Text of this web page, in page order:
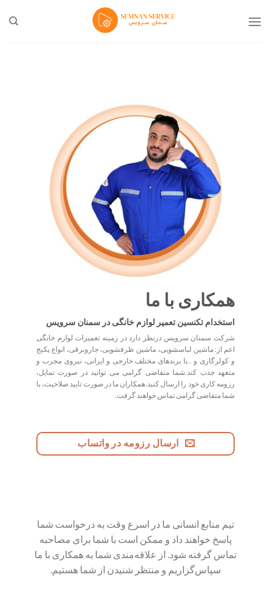
همکاری با ما
استخدام تکنسین تعمیر لوازم خانگی در سمنان سرویس
شرکت سمنان سرویس درنظر دارد در زمینه تعمیرات لوازم خانگی
اعم از: ماشین لباسشویی، ماشین ظرفشویی، جاروبرقی، انواع پکیج
و کولرگازی و ..با برندهای مختلف خارجی و ایرانی، نیروی مجرب و
متعهد جذب کند.شما متقاضی گرامی می توانید در صورت تمایل،
رزومه کاری خود را ارسال کنید.همکاران ما در صورت تایید صلاحیت، با
شما متقاضی گرامی تماس خواهند گرفت.
ارسال رزومه در واتساب
تیم منابع انسانی ما در اسرع وقت به درخواست شما
پاسخ خواهند داد و ممکن است با شما برای مصاحبه
تماس گرفته شود. از علاقه‌مندی شما به همکاری با ما
سپاس‌گزاریم و منتظر شنیدن از شما هستیم.